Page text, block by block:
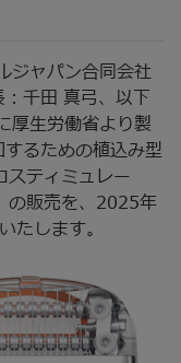
ジャパン合同会社
：千田 真弓、以下
厚生労働省より製
るための植込み型
ティミュレー
の販売を、2025年
たします。